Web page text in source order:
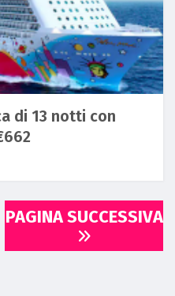
di 13 notti con
PAGINA SUCCESSIVA